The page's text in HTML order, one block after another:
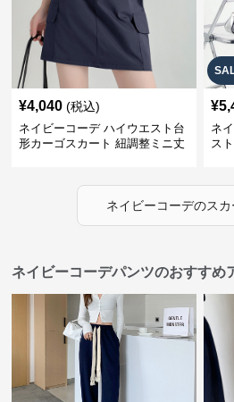
¥4,040 (税込)
ネイビーコーデ ハイウエスト台
形カーゴスカート 紐調整ミニ丈
¥
ネ
ス
ネイビーコーデのスカ
ネイビーコーデパンツのおすすめ